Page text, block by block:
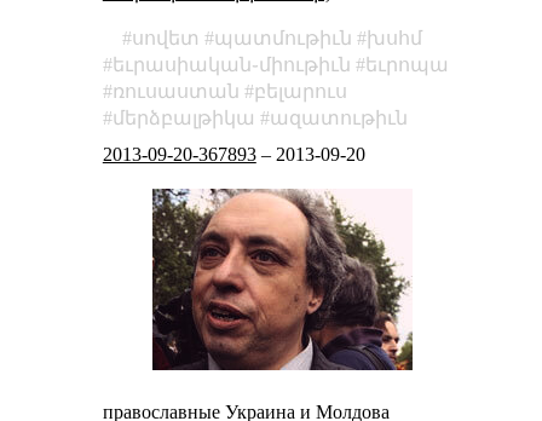
սովետ պատմութիւն
խսհմ
եւրասիական֊միութիւն
եւրոպա
ռուսաստան
բելարուս
մերձբալթիկա
ազատութիւն
2013-09-20-367893– 2013-09-20
православные Украина и Молдова